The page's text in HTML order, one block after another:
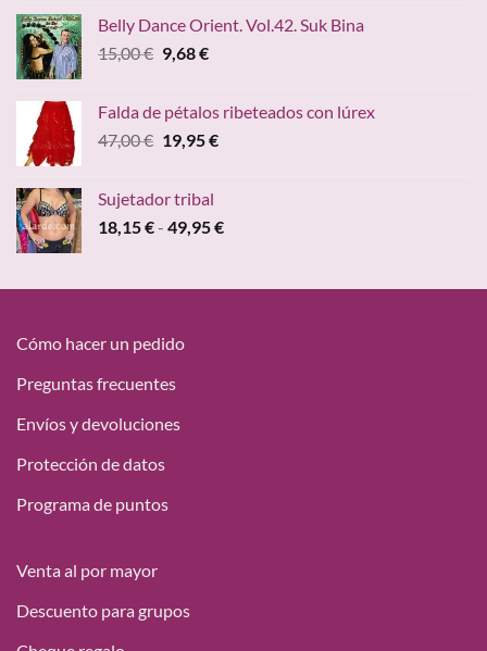
era:
15,00 €.
es:
9,68 €.
Belly Dance Orient. Vol.42. Suk Bina
15,00€ El
era:
15,00 €.
9,68€El
es:
9,68 €.
Falda de pétalos ribeteados con lúrex
47,00€ El
era:
47,00 €.
19,95€El
19,95 €.
Sujetador tribal
18,15€- 49,95€Rango
desde
Cómo hacer un pedido
Preguntas frecuentes
Envíos y devoluciones
Protección de datos
Programa de puntos
Venta al por mayor
Descuento para grupos